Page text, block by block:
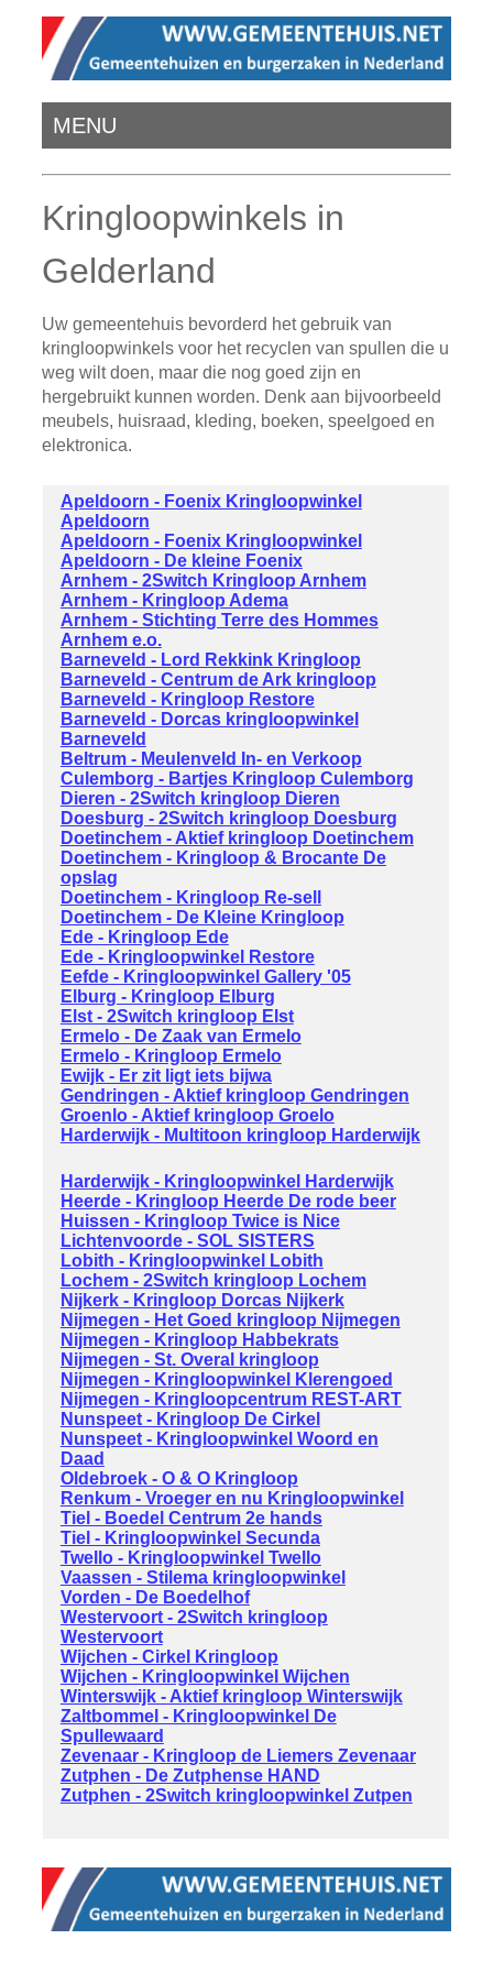
MENU
Kringloopwinkels in
Gelderland
Uw gemeentehuis bevorderd het gebruik van
kringloopwinkels voor het recyclen van spullen die u
weg wilt doen, maar die nog goed zijn en
hergebruikt kunnen worden. Denk aan bijvoorbeeld
meubels, huisraad, kleding, boeken, speelgoed en
elektronica.
Apeldoorn - Foenix Kringloopwinkel
Apeldoorn
Apeldoorn - Foenix Kringloopwinkel
Apeldoorn - De kleine Foenix
Arnhem - 2Switch Kringloop Arnhem
Arnhem - Kringloop Adema
Arnhem - Stichting Terre des Hommes
Arnhem e.o.
Barneveld - Lord Rekkink Kringloop
Barneveld - Centrum de Ark kringloop
Barneveld - Kringloop Restore
Barneveld - Dorcas kringloopwinkel
Barneveld
Beltrum - Meulenveld In- en Verkoop
Culemborg - Bartjes Kringloop Culemborg
Dieren - 2Switch kringloop Dieren
Doesburg - 2Switch kringloop Doesburg
Doetinchem - Aktief kringloop Doetinchem
Doetinchem - Kringloop & Brocante De
opslag
Doetinchem - Kringloop Re-sell
Doetinchem - De Kleine Kringloop
Ede - Kringloop Ede
Ede - Kringloopwinkel Restore
Eefde - Kringloopwinkel Gallery '05
Elburg - Kringloop Elburg
Elst - 2Switch kringloop Elst
Ermelo - De Zaak van Ermelo
Ermelo - Kringloop Ermelo
Ewijk - Er zit ligt iets bijwa
Gendringen - Aktief kringloop Gendringen
Groenlo - Aktief kringloop Groelo
Harderwijk - Multitoon kringloop Harderwijk
Harderwijk - Kringloopwinkel Harderwijk
Heerde - Kringloop Heerde De rode beer
Huissen - Kringloop Twice is Nice
Lichtenvoorde - SOL SISTERS
Lobith - Kringloopwinkel Lobith
Lochem - 2Switch kringloop Lochem
Nijkerk - Kringloop Dorcas Nijkerk
Nijmegen - Het Goed kringloop Nijmegen
Nijmegen - Kringloop Habbekrats
Nijmegen - St. Overal kringloop
Nijmegen - Kringloopwinkel Klerengoed
Nijmegen - Kringloopcentrum REST-ART
Nunspeet - Kringloop De Cirkel
Nunspeet - Kringloopwinkel Woord en
Daad
Oldebroek - O & O Kringloop
Renkum - Vroeger en nu Kringloopwinkel
Tiel - Boedel Centrum 2e hands
Tiel - Kringloopwinkel Secunda
Twello - Kringloopwinkel Twello
Vaassen - Stilema kringloopwinkel
Vorden - De Boedelhof
Westervoort - 2Switch kringloop
Westervoort
Wijchen - Cirkel Kringloop
Wijchen - Kringloopwinkel Wijchen
Winterswijk - Aktief kringloop Winterswijk
Zaltbommel - Kringloopwinkel De
Spullewaard
Zevenaar - Kringloop de Liemers Zevenaar
Zutphen - De Zutphense HAND
Zutphen - 2Switch kringloopwinkel Zutpen